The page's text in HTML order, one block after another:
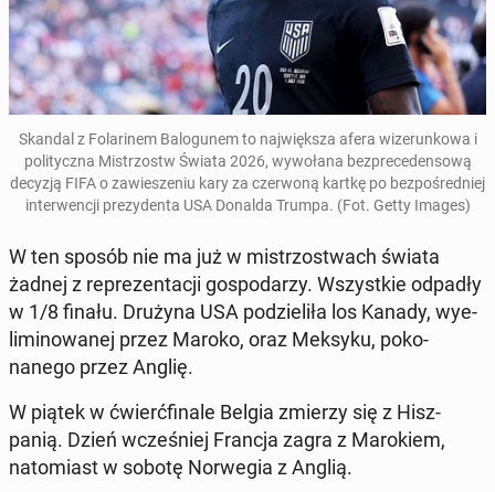
Skandal z Fo­lar­inem Ba­lo­gunem to na­jwięk­sza afera wiz­erunk­owa i
poli­ty­cz­na Mis­tr­zostw Świata 2026, wywołana bezprece­den­sową
decyzją FIFA o za­w­iesze­niu kary za cz­er­woną kartkę po bezpośred­niej
in­ter­wencji prezy­den­ta USA Donalda Trumpa. (Fot. Getty Images)
W ten sposób nie ma już w mis­tr­zost­wach świata
żadnej z reprezen­tacji gospo­darzy. Wszys­tkie odpadły
w 1/8 finału. Drużyna USA podzieliła los Kanady, wye­
lim­i­nowanej przez Maroko, oraz Meksyku, poko­
nanego przez Anglię.
W piątek w ćwierć­fi­nale Belgia zmierzy się z Hisz­
panią. Dzień wcześniej Francja zagra z Marok­iem,
nato­mi­ast w sobotę Nor­we­gia z Anglią.